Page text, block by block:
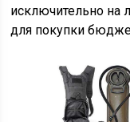
исключительно на
для покупки